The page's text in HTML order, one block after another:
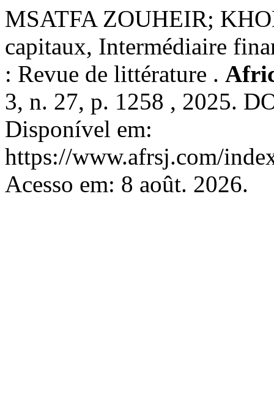
MSATFA ZOUHEIR;
capitaux, Intermédiaire
: Revue de littérature .
3, n. 27, p. 1258 , 2025.
Disponível em:
https://www.afrsj.com/
Acesso em: 8 août. 2026.